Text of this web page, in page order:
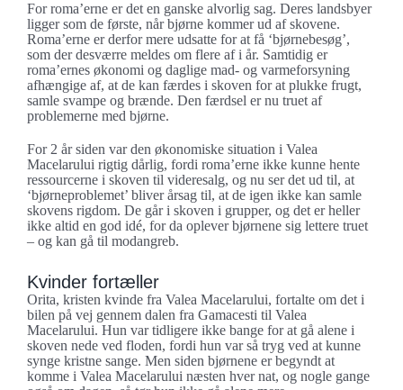
For roma’erne er det en ganske alvorlig sag. Deres landsbyer
ligger som de første, når bjørne kommer ud af skovene.
Roma’erne er derfor mere udsatte for at få ‘bjørnebesøg’,
som der desværre meldes om flere af i år. Samtidig er
roma’ernes økonomi og daglige mad- og varmeforsyning
afhængige af, at de kan færdes i skoven for at plukke frugt,
samle svampe og brænde. Den færdsel er nu truet af
problemerne med bjørne.
For 2 år siden var den økonomiske situation i Valea
Macelarului rigtig dårlig, fordi roma’erne ikke kunne hente
ressourcerne i skoven til videresalg, og nu ser det ud til, at
‘bjørneproblemet’ bliver årsag til, at de igen ikke kan samle
skovens rigdom. De går i skoven i grupper, og det er heller
ikke altid en god idé, for da oplever bjørnene sig lettere truet
– og kan gå til modangreb.
Kvinder fortæller
Orita, kristen kvinde fra Valea Macelarului, fortalte om det i
bilen på vej gennem dalen fra Gamacesti til Valea
Macelarului. Hun var tidligere ikke bange for at gå alene i
skoven nede ved floden, fordi hun var så tryg ved at kunne
synge kristne sange. Men siden bjørnene er begyndt at
komme i Valea Macelarului næsten hver nat, og nogle gange